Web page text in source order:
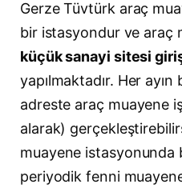
Gerze Tüvtürk araç
bir istasyondur ve araç
küçük sanayi sitesi
yapılmaktadır. Her
adreste araç muayene
alarak)
muayene
periyodik fenni